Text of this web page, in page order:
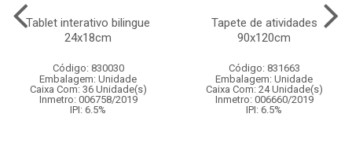
Tablet interativo bilingue
24x18cm
Código: 830030
Embalagem: Unidade
Caixa Com: 36 Unidade(s)
Inmetro: 006758/2019
IPI: 6.5%
Tapete de atividades
90x120cm
Código: 831663
Embalagem: Unidade
Caixa Com: 24 Unidade(s)
Inmetro: 006660/2019
IPI: 6.5%